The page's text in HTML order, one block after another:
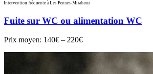
Intervention fréquente à Les Pennes-Mirabeau
Fuite sur WC ou alimentation WC
Prix moyen: 140€ – 220€